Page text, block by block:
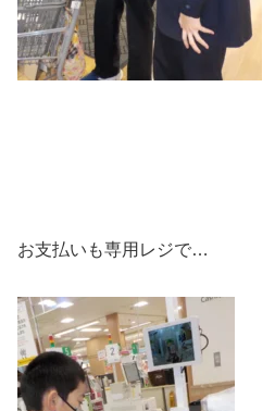
お支払いも専用レジで…